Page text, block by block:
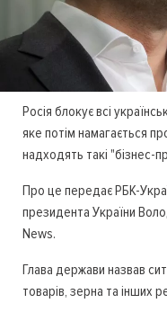
Росія блокує всі
яке потім намагається
надходять такі "бізнес-
Про це передає РБК-
президента України
News.
Глава держави назвав
товарів, зерна та інших